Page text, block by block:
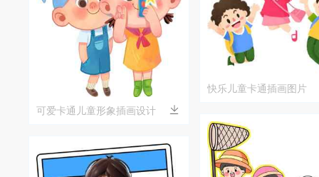
可爱卡通儿童形象插画设计
快乐儿童卡通插画图片